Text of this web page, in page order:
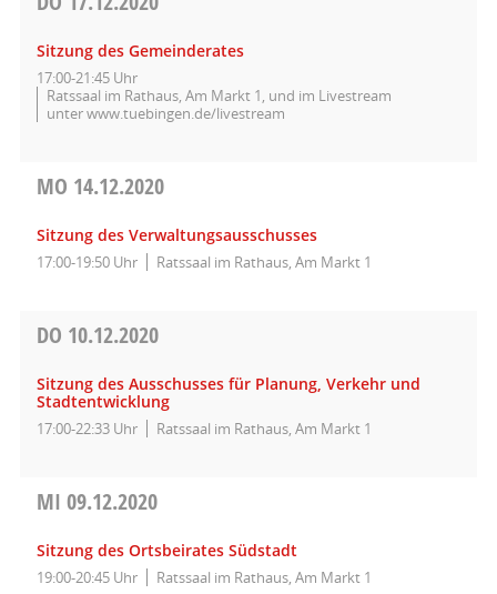
Sitzung des Gemeinderates
17:00-21:45 Uhr
Ratssaal im Rathaus, Am Markt 1, und im Livestream
unter www.tuebingen.de/livestream
MO 14.12.2020
Sitzung des Verwaltungsausschusses
17:00-19:50 Uhr Ratssaal im Rathaus, Am Markt 1
DO 10.12.2020
Sitzung des Ausschusses für Planung, Verkehr und
Stadtentwicklung
17:00-22:33 Uhr Ratssaal im Rathaus, Am Markt 1
MI 09.12.2020
Sitzung des Ortsbeirates Südstadt
19:00-20:45 Uhr Ratssaal im Rathaus, Am Markt 1